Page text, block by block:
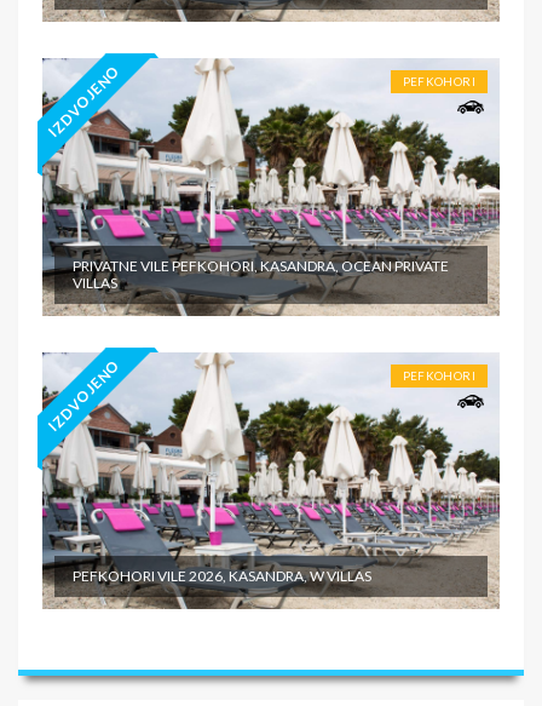
IZDVOJENO PEFKOHORI
PRIVATNE VILE PEFKOHORI, KASANDRA, OCEAN PRIVATE
VILLAS
IZDVOJENO PEFKOHORI
PEFKOHORI VILE 2026, KASANDRA, W VILLAS